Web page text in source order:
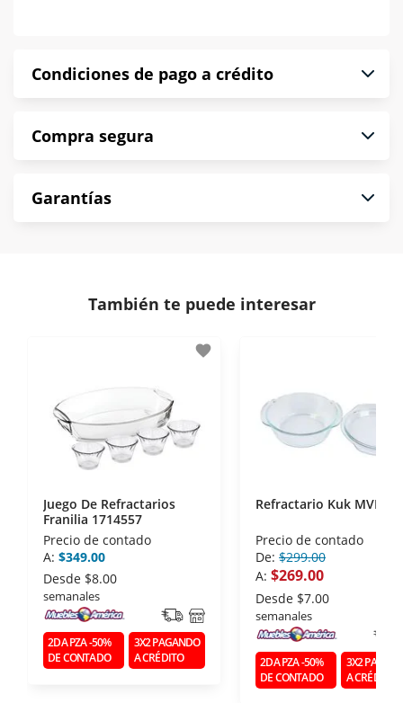
Condiciones de pago a crédito
puntualmente. Al finalizar tu compra generas el
*Sujeto a aprobación de crédito conforme a
norma de Muebles América.
Compra segura
compra es segura de principio a fin.
- Certificados de seguridad SSL y Encriptación 3D.
disposiciones legales y Códigos de Ética de la
- Nos encontramos en la lista de socios Activos de
la Asociación de Internet.MX.
Garantías
También te puede interesar
favorite
Juego De Refractarios
Franilia 1714557
Precio de contado
A: $349.00
Desde $8.00
semanales
2DA PZA -50%
DE CONTADO
3X2 PAGANDO
A CRÉDITO
Refractario Kuk MVKT-
Precio de contado
De: $299.00
A: $269.00
Desde $7.00
semanales
2DA PZA -50%
DE CONTADO
3X2
A CRÉDITO